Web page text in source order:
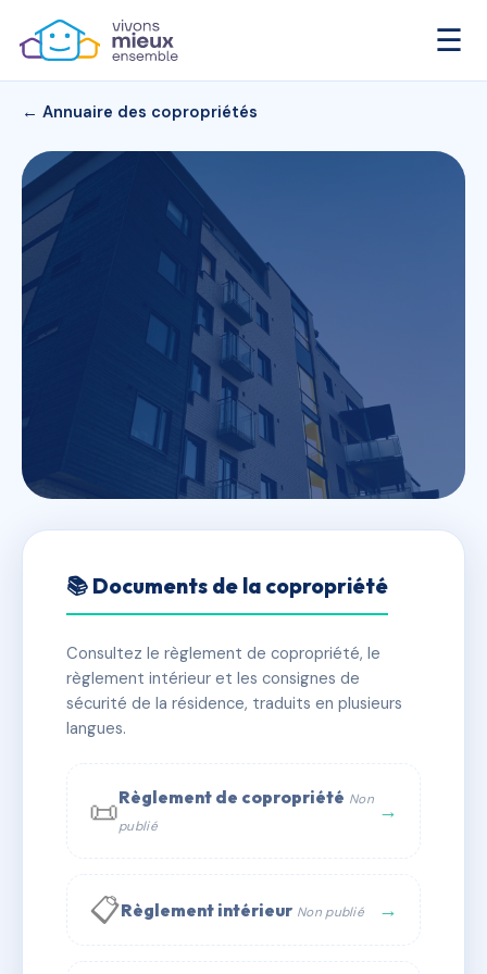
☰
← Annuaire des copropriétés
LES FERMES DU
BEAUFORTAIN
📍 1001 rte des rosieres 73270 Villard-sur-Doron
✓ Immatriculée 🏠 239 lots 🏗 11 bâtiment(s)
📞 Contacter Syndic Digital 💬 WhatsApp
✉ Email
📚 Documents de la copropriété
Consultez le règlement de copropriété, le
règlement intérieur et les consignes de
sécurité de la résidence, traduits en plusieurs
langues.
📜Règlement de copropriété Non
publié
→
📋Règlement intérieur Non publié →